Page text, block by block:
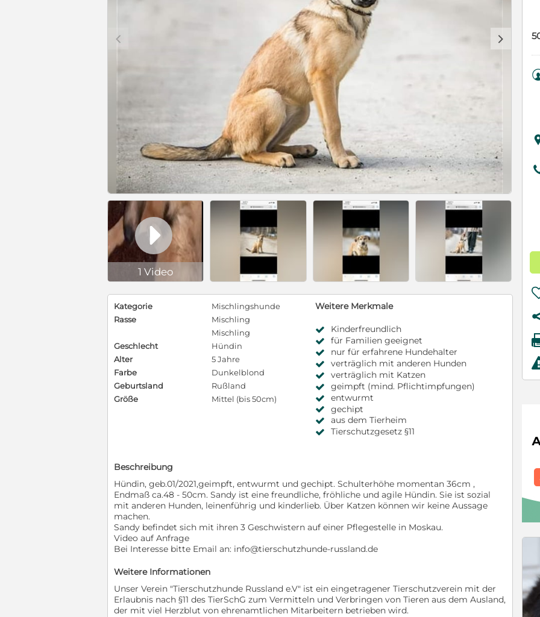
c d

1 Video
Kategorie
Mischlingshunde
Rasse
Mischling
Mischling
Geschlecht
Hündin
Alter
5 Jahre
Farbe
Dunkelblond
Geburtsland
Rußland
Größe
Mittel (bis 50cm)
Weitere Merkmale
Kinderfreundlich
für Familien geeignet
nur für erfahrene Hundehalter
verträglich mit anderen Hunden
verträglich mit Katzen
geimpft (mind. Pflichtimpfungen)
entwurmt
gechipt
aus dem Tierheim
Tierschutzgesetz §11
Beschreibung
Hündin, geb.01/2021,geimpft, entwurmt und gechipt. Schulterhöhe momentan 36cm ,
Endmaß ca.48 - 50cm. Sandy ist eine freundliche, fröhliche und agile Hündin. Sie ist sozial
mit anderen Hunden, leinenführig und kinderlieb. Über Katzen können wir keine Aussage
machen.
Sandy befindet sich mit ihren 3 Geschwistern auf einer Pflegestelle in Moskau.
Video auf Anfrage
Bei Interesse bitte Email an: info@tierschutzhunde-russland.de
Weitere Informationen
Unser Verein "Tierschutzhunde Russland e.V" ist ein eingetragener Tierschutzverein mit der
Erlaubnis nach §11 des TierSchG zum Vermitteln und Verbringen von Tieren aus dem Ausland,
der mit viel Herzblut von ehrenamtlichen Mitarbeitern betrieben wird.